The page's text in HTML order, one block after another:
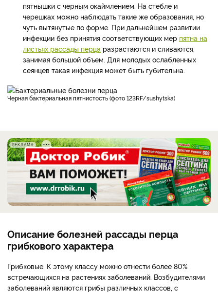
пятнышки с черным окаймлением. На стебле и
черешках можно наблюдать такие же образования, но
чуть вытянутые по форме. При дальнейшем развитии
инфекции без принятия соответствующих мер пятна на
листьях рассады перца разрастаются и сливаются,
занимая большой объем. Для молодых ослабленных
сеянцев такая инфекция может быть губительна.
Черная бактериальная пятнистость (фото 123RF/sushytska)
РЕКЛАМА
Описание болезней рассады перца
грибкового характера
Грибковые. К этому классу можно отнести более 80%
встречающихся на растениях заболеваний. Возбудителями
заболеваний являются грибы различных классов, с